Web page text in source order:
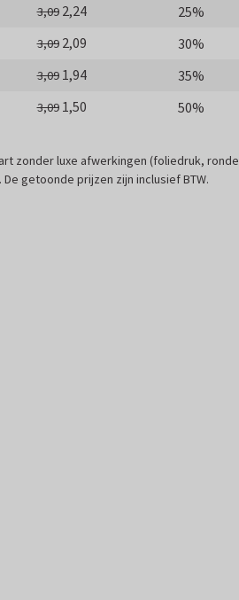
3,09 2,24
25%
3,09 2,09
30%
3,09 1,94
35%
3,09 1,50 50%
zonder luxe afwerkingen (foliedruk, ronde
getoonde prijzen zijn inclusief BTW.